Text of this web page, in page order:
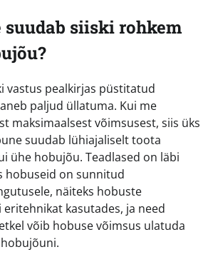
suudab siiski rohkem
vastus pealkirjas püstitatud
paljud üllatuma. Kui me
maksimaalsest võimsusest, siis üks
suudab lühiajaliselt toota
ühe hobujõu. Teadlased on läbi
hobuseid on sunnitud
näiteks hobuste
kasutades, ja need
võib hobuse võimsus ulatuda